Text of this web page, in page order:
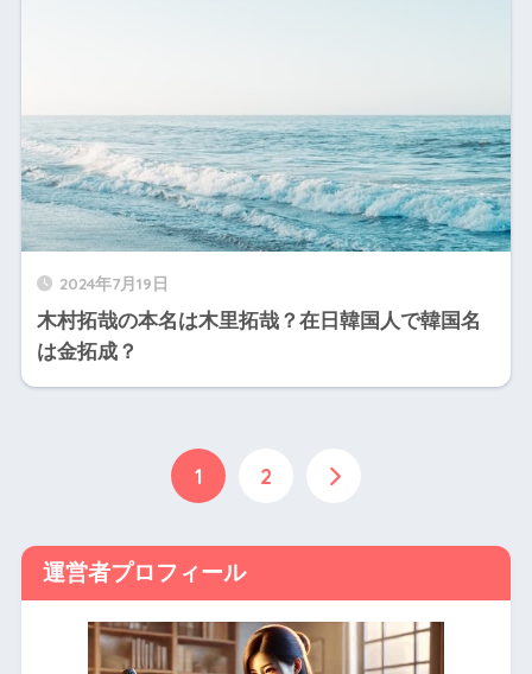
2024年7月19日
木村拓哉の本名は木里拓哉？在日韓国人で韓国名
は金拓成？
1 2
運営者プロフィール